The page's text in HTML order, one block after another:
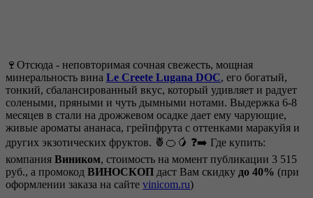
🍷Отсюда - неповторимая сочная свежесть, мощная
минеральность вина Le Creete Lugana DOC, его богатый,
тонкий, сбалансированный вкус, который удивляет и радует
солеными, пряными и чуть дымными нотами. Выдержка 6-8
месяцев в стали на дрожжевом осадке дает ему чарующие,
живые ароматы ананаса, грейпфрута с оттенками маракуйя и
других экзотических фруктов. 🍍🍊🥭 ❓➡️ Где купить:
компания Виником, стоимость на момент публикации 3 515
руб., а промокод ВИНОСКОП даст Вам скидку до 40% (при
оформлении заказа на сайте vinicom.ru)